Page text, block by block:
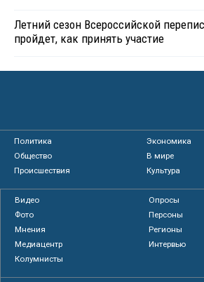
Летний сезон Всероссийской
пройдет, как принять участие
Политика
Экономика
Общество
В мире
Происшествия
Культура
Видео
Опросы
Фото
Персоны
Мнения
Регионы
Медиацентр
Интервью
Колумнисты